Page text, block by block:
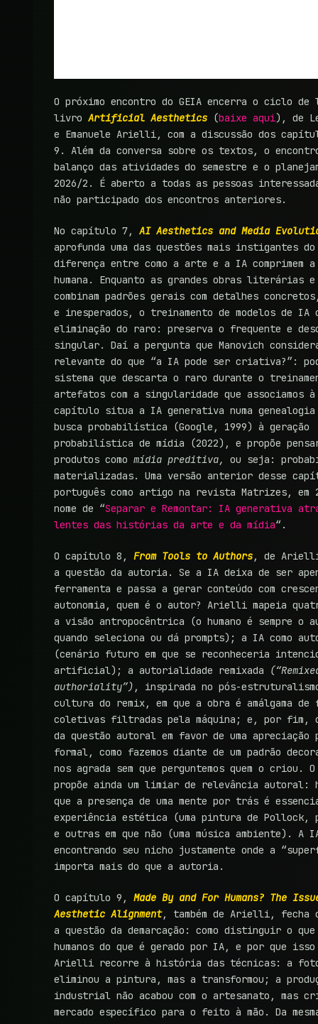
O próximo encontro do GEIA encerra o ciclo
livro Artificial Aesthetics (baixe aqui), de
e Emanuele Arielli, com a discussão dos
9. Além da conversa sobre os textos, o
balanço das atividades do semestre e o
2026/2. É aberto a todas as pessoas
não participado dos encontros anteriores.
No capítulo 7, AI Aesthetics and Media
aprofunda uma das questões mais instigantes
diferença entre como a arte e a IA comprimem
humana. Enquanto as grandes obras literárias
combinam padrões gerais com detalhes
e inesperados, o treinamento de modelos de IA
eliminação do raro: preserva o frequente e
singular. Daí a pergunta que Manovich
relevante do que “a IA pode ser criativa?”:
sistema que descarta o raro durante o
artefatos com a singularidade que associamos
capítulo situa a IA generativa numa
busca probabilística (Google, 1999) à geração
probabilística de mídia (2022), e propõe
produtos como mídia preditiva, ou seja:
materializadas. Uma versão anterior desse
português como artigo na revista Matrizes, em
nome de “Separar e Remontar: IA generativa
lentes das histórias da arte e da mídia“.
O capítulo 8, From Tools to Authors, de
a questão da autoria. Se a IA deixa de ser
ferramenta e passa a gerar conteúdo com
autonomia, quem é o autor? Arielli mapeia
a visão antropocêntrica (o humano é sempre o
quando seleciona ou dá prompts); a IA como
(cenário futuro em que se reconheceria
artificial); a autorialidade remixada
authoriality”) , inspirada no pós-
cultura do remix, em que a obra é amálgama de
coletivas filtradas pela máquina; e, por fim, o
da questão autoral em favor de uma apreciação
formal, como fazemos diante de um padrão
nos agrada sem que perguntemos quem o criou.
propõe ainda um limiar de relevância autoral:
que a presença de uma mente por trás é
experiência estética (uma pintura de Pollock,
e outras em que não (uma música ambiente). A
encontrando seu nicho justamente onde a
importa mais do que a autoria.
O capítulo 9, Made By and For Humans? The
Aesthetic Alignment, também de Arielli, fecha
a questão da demarcação: como distinguir o
humanos do que é gerado por IA, e por que
Arielli recorre à história das técnicas: a
eliminou a pintura, mas a transformou; a
industrial não acabou com o artesanato, mas
mercado específico para o feito à mão. Da